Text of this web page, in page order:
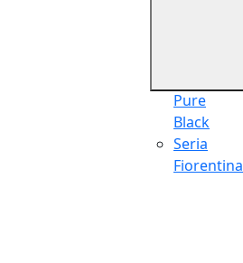
Pure
Black
Seria
Fiorentina